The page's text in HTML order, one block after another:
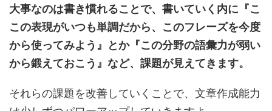
大事なのは書き慣れることで、書いていく内に『こ
この表現がいつも単調だから、このフレーズを今度
から使ってみよう』とか『この分野の語彙力が弱い
から鍛えておこう』など、課題が見えてきます。
それらの課題を改善していくことで、文章作成能力